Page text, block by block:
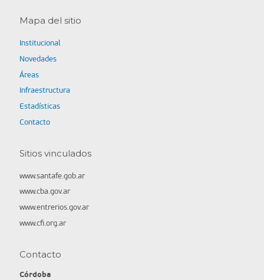
Mapa del sitio
Institucional
Novedades
Áreas
Infraestructura
Estadísticas
Contacto
Sitios vinculados
www.santafe.gob.ar
www.cba.gov.ar
www.entrerios.gov.ar
www.cfi.org.ar
Contacto
Córdoba